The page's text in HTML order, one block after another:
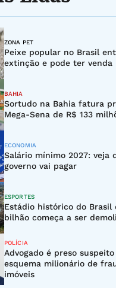
ZONA PET
Peixe popular no Brasil
extinção e pode ter venda
BAHIA
Sortudo na Bahia fatura
Mega-Sena de R$ 133
ECONOMIA
Salário mínimo 2027: veja
governo vai pagar
ESPORTES
Estádio histórico do Brasil
bilhão começa a ser
POLÍCIA
Advogado é preso
esquema milionário de
imóveis